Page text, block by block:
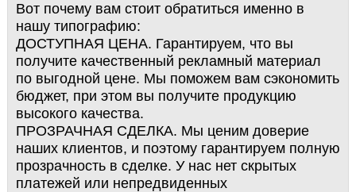
Вот почему вам стоит обратиться именно в
нашу типографию:
ДОСТУПНАЯ ЦЕНА. Гарантируем, что вы
получите качественный рекламный материал
по выгодной цене. Мы поможем вам сэкономить
бюджет, при этом вы получите продукцию
высокого качества.
ПРОЗРАЧНАЯ СДЕЛКА. Мы ценим доверие
наших клиентов, и поэтому гарантируем полную
прозрачность в сделке. У нас нет скрытых
платежей или непредвиденных